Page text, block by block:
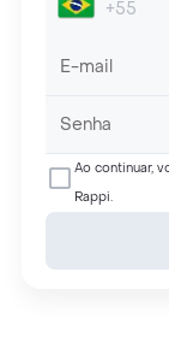
Ao continuar,
Rappi.